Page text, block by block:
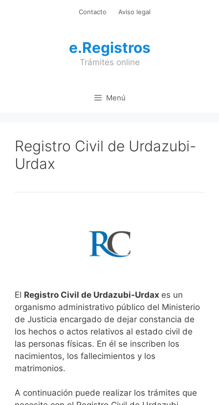
Contacto Aviso legal
e.Registros
Trámites online
Menú
Registro Civil de Urdazubi-
Urdax
El Registro Civil de Urdazubi-Urdax es un
organismo administrativo público del Ministerio
de Justicia encargado de dejar constancia de
los hechos o actos relativos al estado civil de
las personas físicas. En él se inscriben los
nacimientos, los fallecimientos y los
matrimonios.
A continuación puede realizar los trámites que